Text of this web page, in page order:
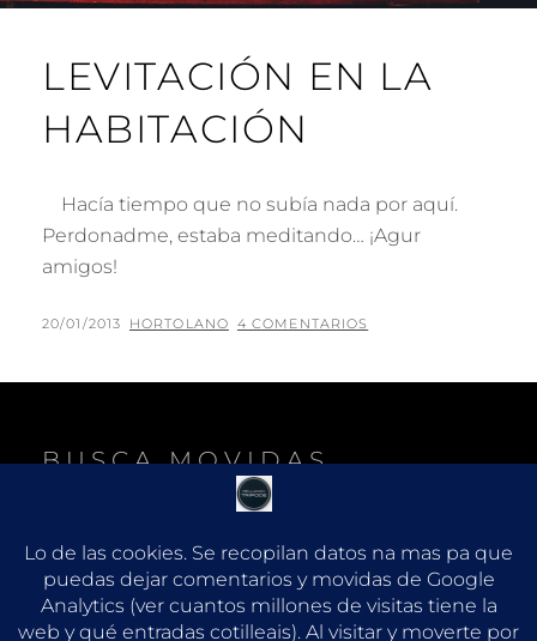
LEVITACIÓN EN LA
HABITACIÓN
Hacía tiempo que no subía nada por aquí.
Perdonadme, estaba meditando… ¡Agur
amigos!
PUBLICADO
20/01/2013 POR
HORTOLANO 4 COMENTARIOS
BUSCA MOVIDAS
U
A